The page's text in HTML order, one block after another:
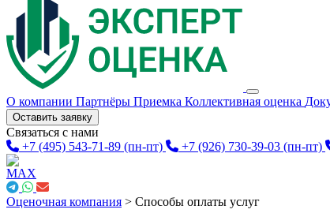
О компании Партнёры Приемка Коллективная оценка
Оставить заявку
Связаться с нами
+7 (495) 543-71-89 (пн-пт) +7 (926) 730-39-03 (пн-пт)
Оценочная компания > Способы оплаты услуг